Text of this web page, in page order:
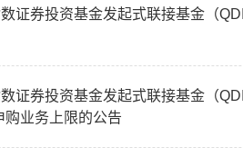
证券投资基金发起式联接基金（
证券投资基金发起式联接基金（
购业务上限的公告